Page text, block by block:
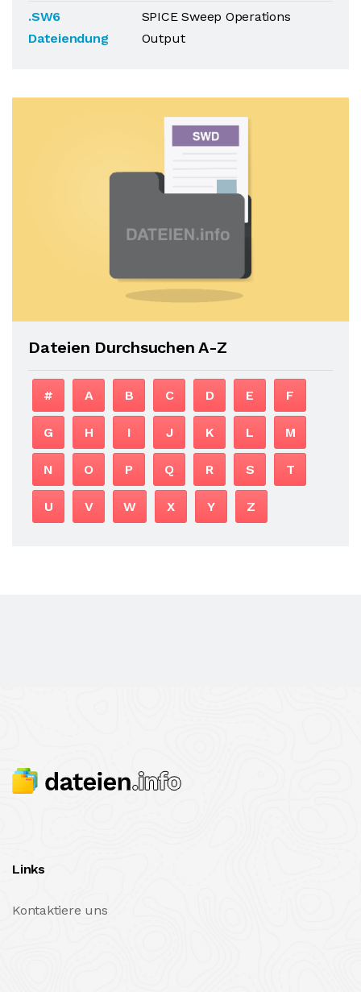
.SW6
Dateiendung
SPICE Sweep Operations
Output
Dateien Durchsuchen A-Z
# A B C D E F
G H I J K L M
N O P Q R S T
U V W X Y Z
Links
Kontaktiere uns